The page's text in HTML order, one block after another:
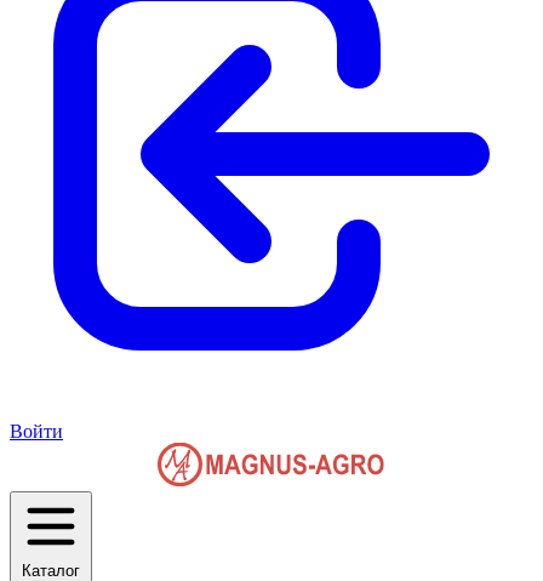
Войти
Каталог